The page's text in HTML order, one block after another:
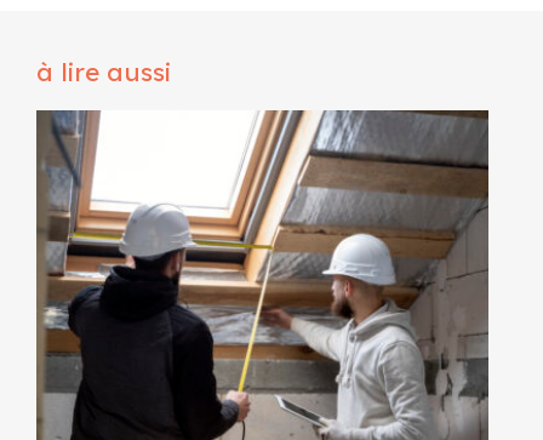
à lire aussi